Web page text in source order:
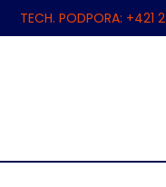
TECH. PODPORA: +421